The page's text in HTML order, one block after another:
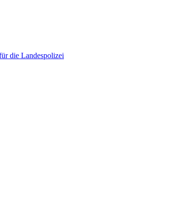
die Landespolizei